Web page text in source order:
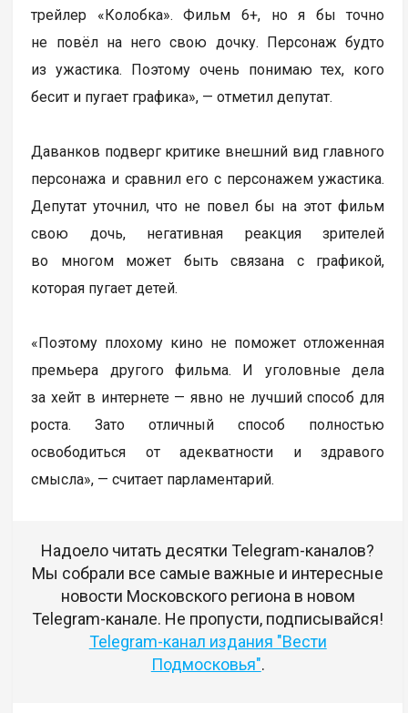
трейлер «Колобка». Фильм 6+, но я бы точно
не повёл на него свою дочку. Персонаж будто
из ужастика. Поэтому очень понимаю тех, кого
бесит и пугает графика», — отметил депутат.
Даванков подверг критике внешний вид главного
персонажа и сравнил его с персонажем ужастика.
Депутат уточнил, что не повел бы на этот фильм
свою дочь, негативная реакция зрителей
во многом может быть связана с графикой,
которая пугает детей.
«Поэтому плохому кино не поможет отложенная
премьера другого фильма. И уголовные дела
за хейт в интернете — явно не лучший способ для
роста. Зато отличный способ полностью
освободиться от адекватности и здравого
смысла», — считает парламентарий.
Надоело читать десятки Telegram-каналов?
Мы собрали все самые важные и интересные
новости Московского региона в новом
Telegram-канале. Не пропусти, подписывайся!
Telegram-канал издания "Вести
Подмосковья".